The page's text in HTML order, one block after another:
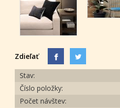
Zdieľať
Stav:
Číslo položky:
Počet návštev: